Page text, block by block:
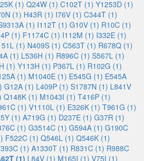
(1) Q24W (1) C102T (1) Y1253D (1)
(1) H43R (1) I76V (1) C344T (1)
(1) I112T (1) G10V (1) R10C (1)
(1) F1174C (1) I112M (1) I332E (1)
(1) N409S (1) C563T (1) R678Q (1)
(1) L536H (1) R896C (1) S567L (1)
(1) Y113H (1) P367L (1) R102G (1)
(1) M1040E (1) E545G (1) E545A
G12A (1) L409P (1) S1787N (1) L841V
Q148K (1) M1043I (1) T416P (1)
(1) V1110L (1) E326K (1) T961G (1)
(1) A719G (1) D237E (1) G37R (1)
(1) G3514C (1) G594A (1) G190C
F522C (1) Q546L (1) Q546K (1)
(1) A1330T (1) R831C (1) R988C
(1) L84V (1) M165I (1) V75I (1)